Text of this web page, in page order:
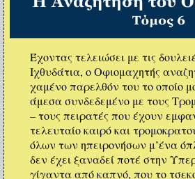
Έχοντας τελειώσει με τις
Ιχθυδάτια, ο Οφιομαχητής
χαμένο παρελθόν του το οποίο
άμεσα συνδεδεμένο με τους
– τους πειρατές που έχουν
τελευταίο καιρό και
όλων των ηπειρονήσων μ’ένα
δεν έχει ξαναδεί ποτέ στην
γίγαντα από καπνό, που το